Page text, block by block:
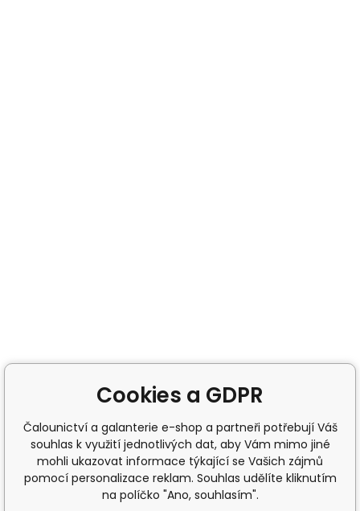
Cookies a GDPR
Čalounictví a galanterie e-shop a partneři potřebují Váš
souhlas k využití jednotlivých dat, aby Vám mimo jiné
mohli ukazovat informace týkající se Vašich zájmů
pomocí personalizace reklam. Souhlas udělíte kliknutím
na políčko "Ano, souhlasím".